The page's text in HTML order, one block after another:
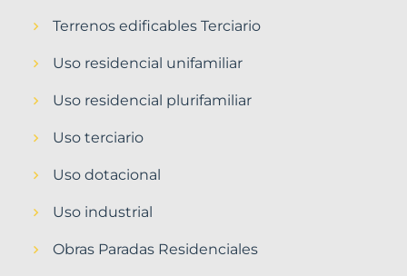
Terrenos edificables Terciario
Uso residencial unifamiliar
Uso residencial plurifamiliar
Uso terciario
Uso dotacional
Uso industrial
Obras Paradas Residenciales